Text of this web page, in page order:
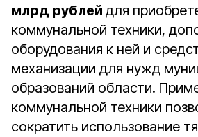
млрд рублей для
коммунальной техники,
оборудования к ней и
механизации для нужд
образований области.
коммунальной техники
сократить использование